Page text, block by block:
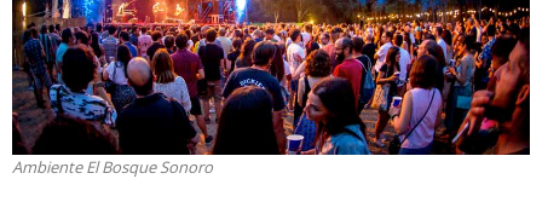
Ambiente El Bosque Sonoro